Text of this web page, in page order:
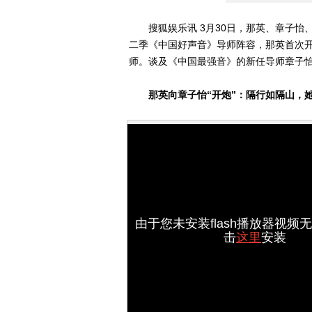
搜狐娱乐讯 3月30日，那英、章子怡、
二季《中国好声音》导师阵容，那英首次
师。谈及《中国最强音》的新任导师章子
那英向章子怡“开炮”：隔行如隔山，
由于您未安装flash播放器视频
击这里安装